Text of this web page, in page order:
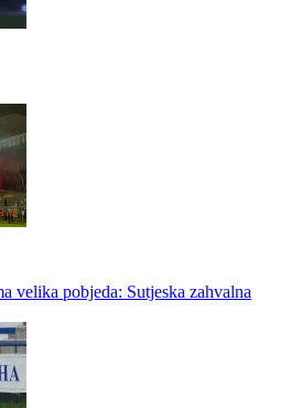
velika pobjeda: Sutjeska zahvalna